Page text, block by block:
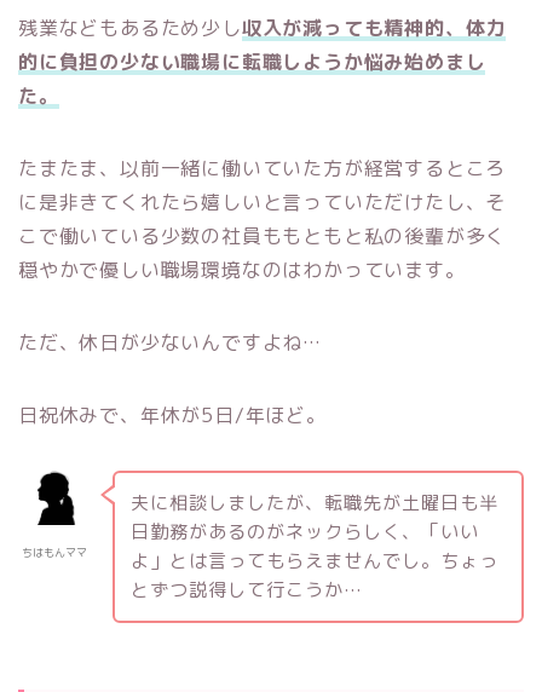
残業などもあるため少し収入が減っても精神的、体力
的に負担の少ない職場に転職しようか悩み始めまし
た。
たまたま、以前一緒に働いていた方が経営するところ
に是非きてくれたら嬉しいと言っていただけたし、そ
こで働いている少数の社員ももともと私の後輩が多く
穏やかで優しい職場環境なのはわかっています。
ただ、休日が少ないんですよね…
日祝休みで、年休が5日/年ほど。
ちはもんママ
夫に相談しましたが、転職先が土曜日も半
日勤務があるのがネックらしく、「いい
よ」とは言ってもらえませんでし。ちょっ
とずつ説得して行こうか…